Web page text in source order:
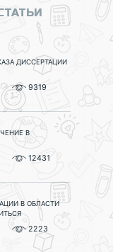
ДИССЕРТАЦИИ
9319
В
12431
В ОБЛАСТИ
2223